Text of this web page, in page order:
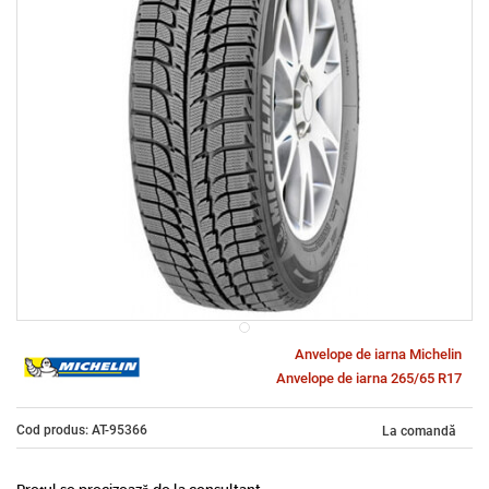
Anvelope de iarna Michelin
Anvelope de iarna 265/65 R17
Cod produs: AT-95366 La comandă